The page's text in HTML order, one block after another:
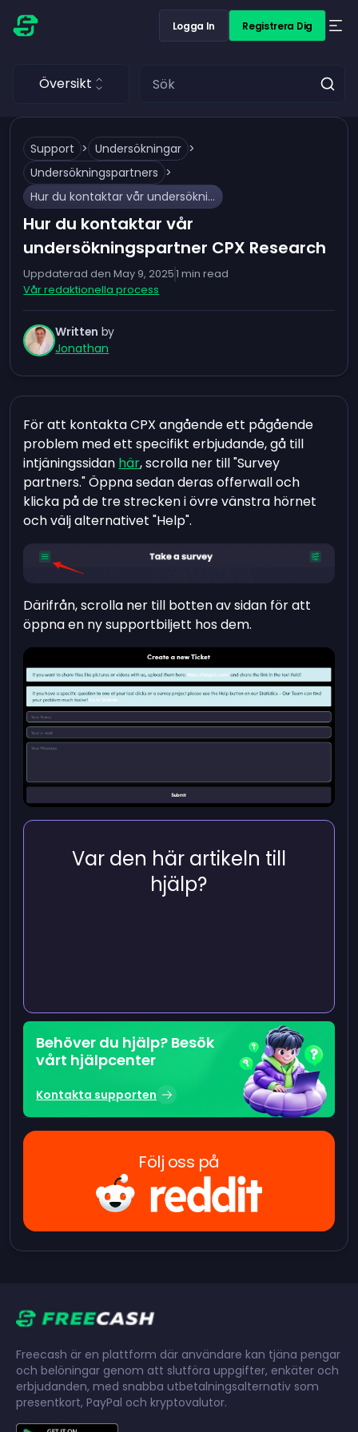
Logga In Registrera Dig
Översikt
Support > Undersökningar >
Undersökningspartners >
Hur du kontaktar vår undersökningspartner CPX Research
Hur du kontaktar vår
undersökningspartner CPX Research
Uppdaterad den May 9, 20251 min read
Vår redaktionella process
Written by
Jonathan
För att kontakta CPX angående ett pågående
problem med ett specifikt erbjudande, gå till
intjäningssidan här, scrolla ner till "Survey
partners." Öppna sedan deras offerwall och
klicka på de tre strecken i övre vänstra hörnet
och välj alternativet "Help".
Därifrån, scrolla ner till botten av sidan för att
öppna en ny supportbiljett hos dem.
Var den här artikeln till
hjälp?
Behöver du hjälp? Besök
vårt hjälpcenter
Kontakta supporten
Följ oss på
Freecash är en plattform där användare kan tjäna pengar
och belöningar genom att slutföra uppgifter, enkäter och
erbjudanden, med snabba utbetalningsalternativ som
presentkort, PayPal och kryptovalutor.